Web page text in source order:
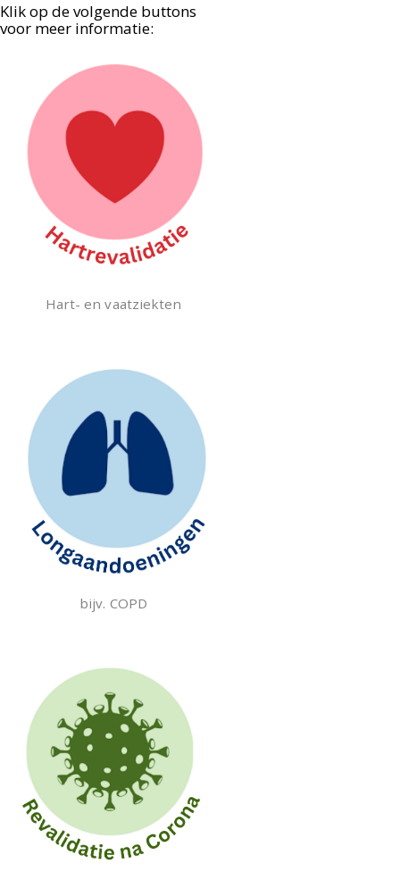
Klik op de volgende buttons
voor meer informatie:
Hart- en vaatziekten
bijv. COPD